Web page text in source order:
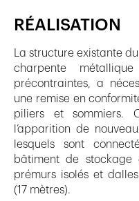
RÉALISATION
La structure existante
charpente
précontraintes, a
une remise en
piliers et sommiers.
l’apparition de
lesquels sont
bâtiment de
prémurs isolés et
(17 mètres).